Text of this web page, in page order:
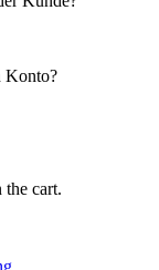
Konto?
cart.